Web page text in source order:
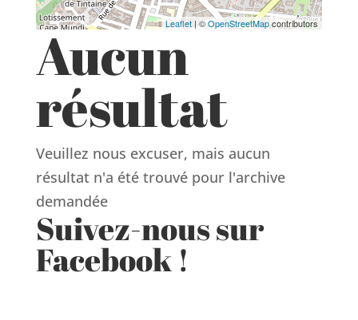
Leaflet | ©OpenStreetMapcontributors
Aucun
résultat
Veuillez nous excuser, mais aucun
résultat n'a été trouvé pour l'archive
demandée
Suivez-nous sur
Facebook !